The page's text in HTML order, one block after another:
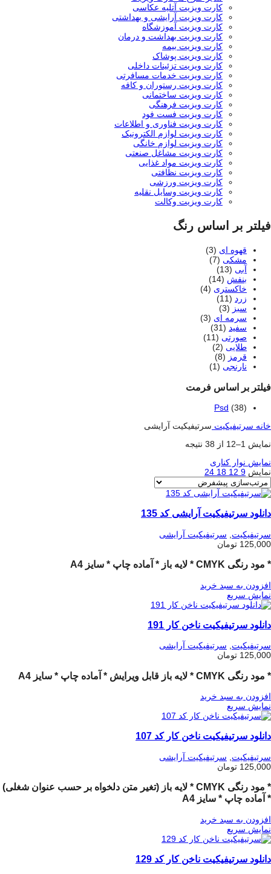
کارت ویزیت آتلیه عکاسی
کارت ویزیت آرایشی و بهداشتی
کارت ویزیت آموزشگاه
کارت ویزیت بهداشت و درمان
کارت ویزیت بیمه
کارت ویزیت پوشاک
کارت ویزیت تزئینات داخلی
کارت ویزیت خدمات مسافرتی
کارت ویزیت رستوران و کافه
کارت ویزیت ساختمانی
کارت ویزیت فرهنگی
کارت ویزیت فست فود
کارت ویزیت فناوری و اطلاعات
کارت ویزیت لوازم الکترونیک
کارت ویزیت لوازم خانگی
کارت ویزیت مشاغل صنعتی
کارت ویزیت مواد غذایی
کارت ویزیت نظافتی
کارت ویزیت ورزشی
کارت ویزیت وسایل نقلیه
کارت ویزیت وکالت
فیلتر بر اساس رنگ
قهوه ای (3)
مشکی (7)
آبی (13)
بنفش (14)
خاکستری (4)
زرد (11)
سبز (3)
سرمه ای (3)
سفید (31)
صورتی (11)
طلایی (2)
قرمز (8)
نارنجی (1)
فیلتر بر اساس فرمت
Psd (38)
خانه سرتیفیکیت سرتیفیکیت آرایشی
نمایش 1–12 از 38 نتیجه
نمایش نوار کناری
نمایش 9
12
18
24
دانلود سرتیفیکیت آرایشی کد 135
سرتیفیکیت
سرتیفیکیت آرایشی
125,000 تومان
* مود رنگی CMYK * لایه باز * آماده چاپ * سایز A4
افزودن به سبد خرید
نمایش سریع
دانلود سرتیفیکیت ناخن کار 191
سرتیفیکیت, سرتیفیکیت آرایشی
125,000 تومان
* مود رنگی CMYK * لایه باز قابل ویرایش * آماده چاپ * سایز A4
افزودن به سبد خرید
نمایش سریع
دانلود سرتیفیکیت ناخن کار کد 107
سرتیفیکیت
سرتیفیکیت آرایشی
125,000 تومان
* مود رنگی CMYK * لایه باز (تغیر متن دلخواه بر حسب عنوان شغلی)
* آماده چاپ * سایز A4
افزودن به سبد خرید
نمایش سریع
دانلود سرتیفیکیت ناخن کار کد 129